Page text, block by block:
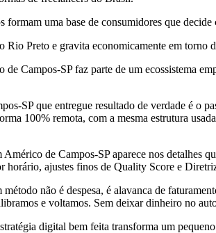
uma base de consumidores que
Rio Preto e gravita economicamente em torno
Campos-SP faz parte de um ecossistema
SP que entregue resultado de verdade é o
100% remota, com a mesma estrutura
de Campos-SP aparece nos detalhes
horário, ajustes finos de Quality Score e
não é despesa, é alavanca de
e voltamos. Sem deixar dinheiro no
digital bem feita transforma um